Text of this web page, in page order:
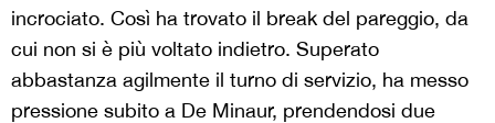
incrociato. Così ha trovato il break del pareggio, da
cui non si è più voltato indietro. Superato
abbastanza agilmente il turno di servizio, ha messo
pressione subito a De Minaur, prendendosi due